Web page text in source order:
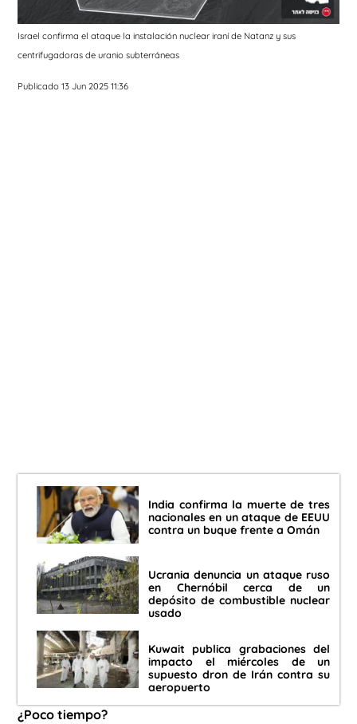
Israel confirma el ataque la instalación nuclear iraní de Natanz y sus
centrifugadoras de uranio subterráneas
Publicado 13 Jun 2025 11:36
India confirma la muerte de tres
nacionales en un ataque de EEUU
contra un buque frente a Omán
Ucrania denuncia un ataque ruso
en Chernóbil cerca de un
depósito de combustible nuclear
usado
Kuwait publica grabaciones del
impacto el miércoles de un
supuesto dron de Irán contra su
aeropuerto
¿Poco tiempo?